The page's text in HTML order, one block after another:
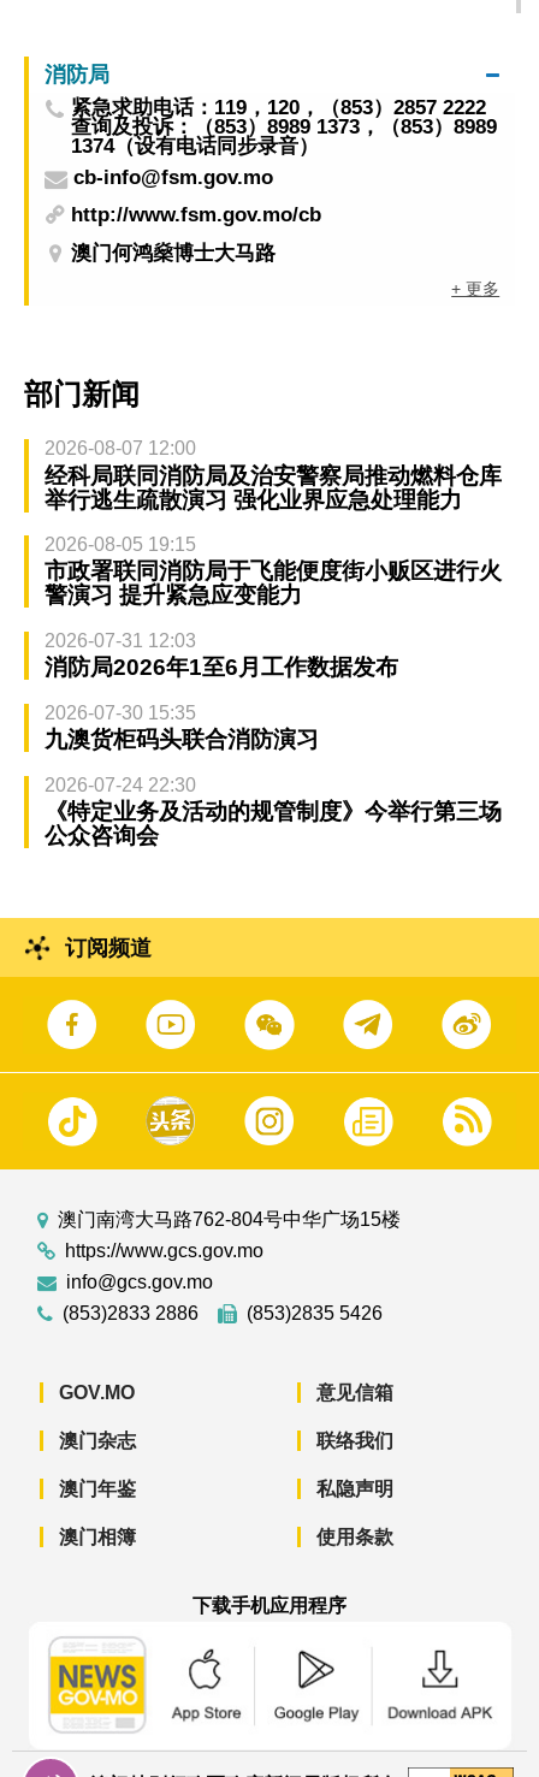
消防局
紧急求助电话：119，120，（853）2857 2222
查询及投诉：（853）8989 1373，（853）8989
1374（设有电话同步录音）
cb-info@fsm.gov.mo
http://www.fsm.gov.mo/cb
澳门何鸿燊博士大马路
+ 更多
部门新闻
2026-08-07 12:00
经科局联同消防局及治安警察局推动燃料仓库
举行逃生疏散演习 强化业界应急处理能力
2026-08-05 19:15
市政署联同消防局于飞能便度街小贩区进行火
警演习 提升紧急应变能力
2026-07-31 12:03
消防局2026年1至6月工作数据发布
2026-07-30 15:35
九澳货柜码头联合消防演习
2026-07-24 22:30
《特定业务及活动的规管制度》今举行第三场
公众咨询会
订阅频道
澳门南湾大马路762-804号中华广场15楼
https://www.gcs.gov.mo
info@gcs.gov.mo
(853)2833 2886
(853)2835 5426
GOV.MO
澳门杂志
澳门年鉴
澳门相簿
意见信箱
联络我们
私隐声明
使用条款
下载手机应用程序